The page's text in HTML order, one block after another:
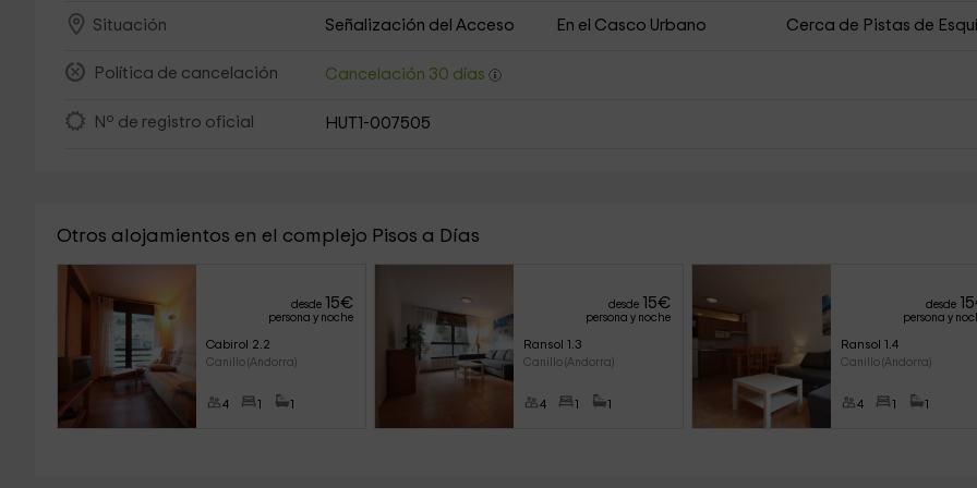
Situación Señalización del Acceso En el Casco Urbano Cerca de Pistas de Esquí
Política de cancelación Cancelación 30 días
Nº de registro oficial HUT1-007505
Otros alojamientos en el complejo Pisos a Días
desde 15€
persona y noche
Cabirol 2.2
Canillo (Andorra)
4 1 1
desde 15€
persona y noche
Ransol 1.3
Canillo (Andorra)
4 1 1
desde 15
persona y
Ransol 1.4
Canillo (Andorra)
4 1 1